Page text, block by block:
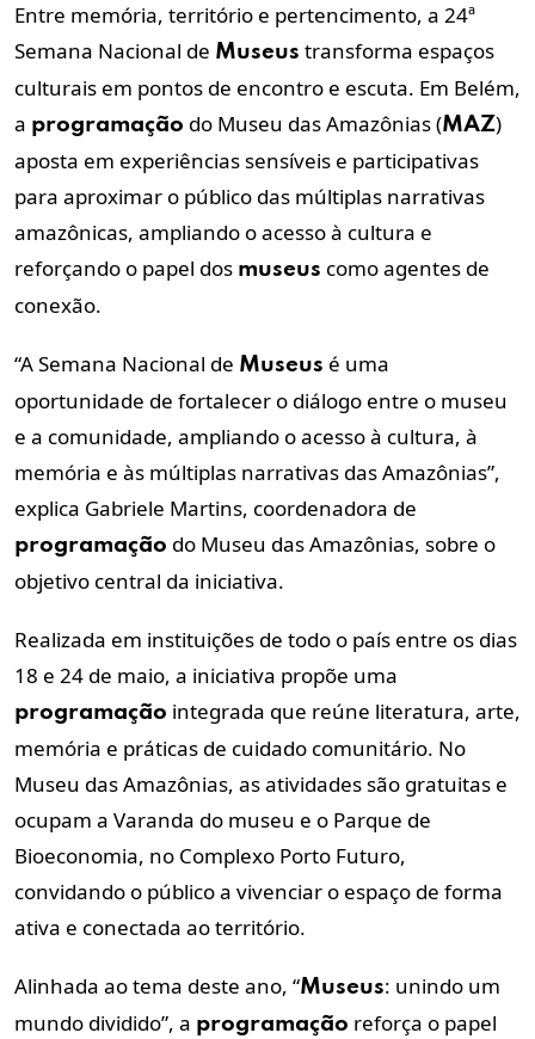
Entre memória, território e pertencimento, a 24ª
Semana Nacional de Museus transforma espaços
culturais em pontos de encontro e escuta. Em Belém,
a programação do Museu das Amazônias (MAZ)
aposta em experiências sensíveis e participativas
para aproximar o público das múltiplas narrativas
amazônicas, ampliando o acesso à cultura e
reforçando o papel dos museus como agentes de
conexão.
“A Semana Nacional de Museus é uma
oportunidade de fortalecer o diálogo entre o museu
e a comunidade, ampliando o acesso à cultura, à
memória e às múltiplas narrativas das Amazônias”,
explica Gabriele Martins, coordenadora de
programação do Museu das Amazônias, sobre o
objetivo central da iniciativa.
Realizada em instituições de todo o país entre os dias
18 e 24 de maio, a iniciativa propõe uma
programação integrada que reúne literatura, arte,
memória e práticas de cuidado comunitário. No
Museu das Amazônias, as atividades são gratuitas e
ocupam a Varanda do museu e o Parque de
Bioeconomia, no Complexo Porto Futuro,
convidando o público a vivenciar o espaço de forma
ativa e conectada ao território.
Alinhada ao tema deste ano, “Museus: unindo um
mundo dividido”, a programação reforça o papel